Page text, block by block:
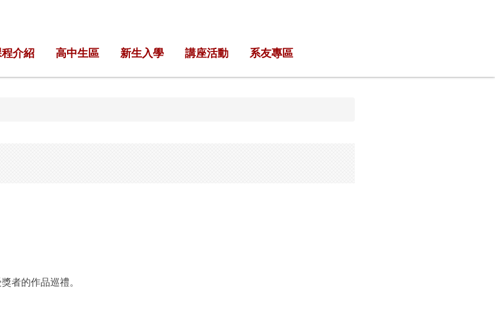
介紹 高中生區 新生入學 講座活動 系友專區
者的作品巡禮。